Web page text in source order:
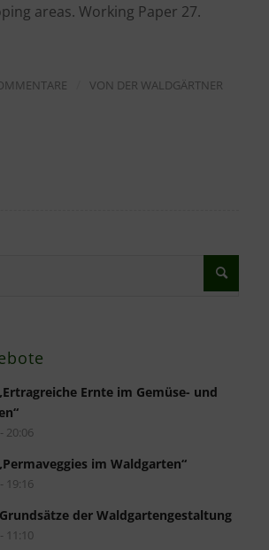
areas. Working Paper 27.
VON DER WALDGÄRTNER
Ernte im Gemüse- und
20:06
im Waldgarten“
19:16
der Waldgartengestaltung
11:10